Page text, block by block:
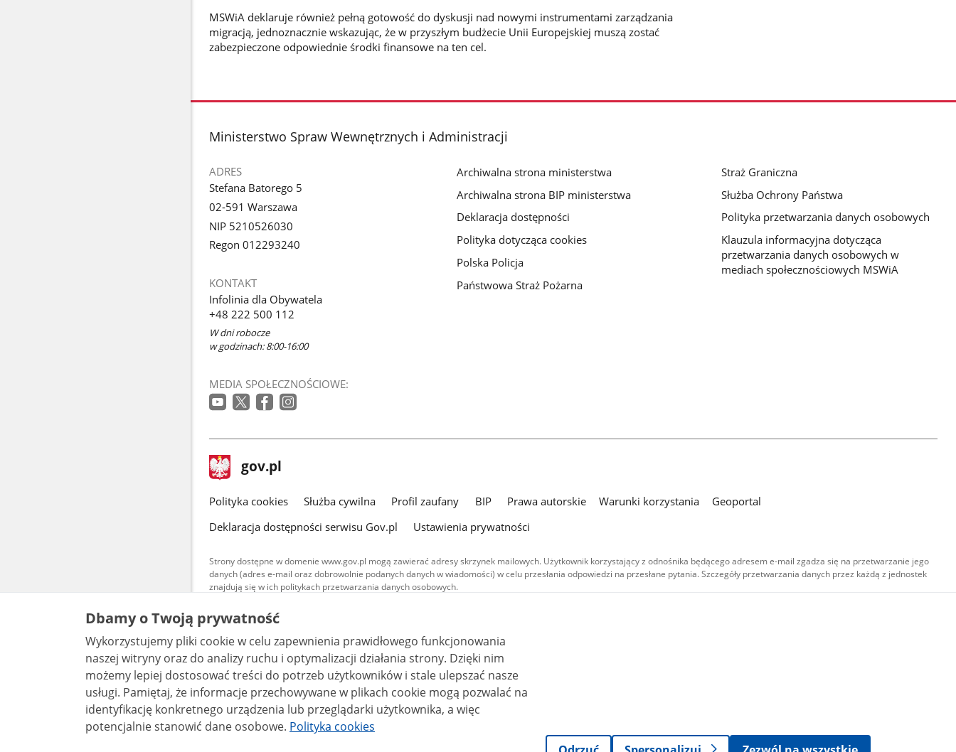
MSWiA deklaruje również pełną gotowość do dyskusji nad nowymi instrumentami zarządzania
migracją, jednoznacznie wskazując, że w przyszłym budżecie Unii Europejskiej muszą zostać
zabezpieczone odpowiednie środki finansowe na ten cel.
stopka
Ministerstwo Spraw Wewnętrznych i Administracji
ADRES
Stefana Batorego 5
02-591 Warszawa
NIP 5210526030
Regon 012293240
KONTAKT
Infolinia dla Obywatela
+48 222 500 112
W dni robocze
w godzinach: 8:00-16:00
MEDIA SPOŁECZNOŚCIOWE:
Archiwalna strona ministerstwa
Archiwalna strona BIP ministerstwa
Deklaracja dostępności
Polityka dotycząca cookies
Polska Policja
Państwowa Straż Pożarna
Straż Graniczna
Służba Ochrony Państwa
Polityka przetwarzania danych osobowych
Klauzula informacyjna dotycząca
przetwarzania danych osobowych w
mediach społecznościowych MSWiA
stopka
gov.pl Strona
gov.pl
gov.pl
Polityka cookies Służba cywilna Profil zaufany BIP Prawa autorskie Warunki korzystania
Geoportal
Deklaracja dostępności serwisu Gov.pl
Ustawienia prywatności
Strony dostępne w domenie www.gov.pl mogą zawierać adresy skrzynek mailowych. Użytkownik korzystający z odnośnika będącego adresem e-mail zgadza się na przetwarzanie jego
danych (adres e-mail oraz dobrowolnie podanych danych w wiadomości) w celu przesłania odpowiedzi na przesłane pytania. Szczegóły przetwarzania danych przez każdą z jednostek
znajdują się w ich politykach przetwarzania danych osobowych.
Treści tekstowe publikowane w serwisie (z wyłączeniem treści audiowizualnych), są
udostępniane na licencji typu Creative Commons: uznanie autorstwa - na tych samych
warunkach 4.0 (CC BY-SA 4.0). Materiały audiowizualne, w tym zdjęcia, materiały audio i wideo,
są udostępniane na licencji typu Creative Commons: uznanie autorstwa użycie niekomercyjne -
bez utworów zależnych 4.0 (CC BY-NC-ND 4.0), o ile nie jest to stwierdzone inaczej.
Dbamy o Twoją prywatność
Wykorzystujemy pliki cookie w celu zapewnienia prawidłowego funkcjonowania
naszej witryny oraz do analizy ruchu i optymalizacji działania strony. Dzięki nim
możemy lepiej dostosować treści do potrzeb użytkowników i stale ulepszać nasze
usługi. Pamiętaj, że informacje przechowywane w plikach cookie mogą pozwalać na
identyfikację konkretnego urządzenia lub przeglądarki użytkownika, a więc
potencjalnie stanowić dane osobowe. Polityka cookies